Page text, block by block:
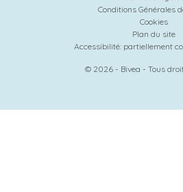
Conditions Générales
Cookies
Plan du site
Accessibilité: partiellement
© 2026 - Bivea - Tous